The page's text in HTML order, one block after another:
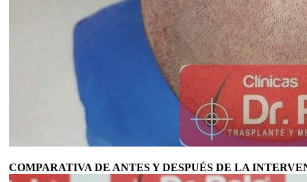
COMPARATIVA DE ANTES Y DESPUÉS DE LA